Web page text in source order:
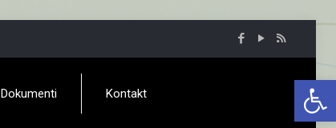
Dokumenti Kontakt